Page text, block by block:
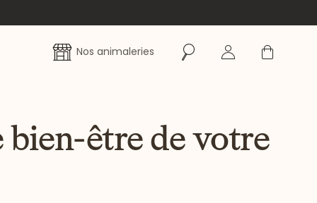
Nos animaleries RechercherSe connecter
Panier
être de votre